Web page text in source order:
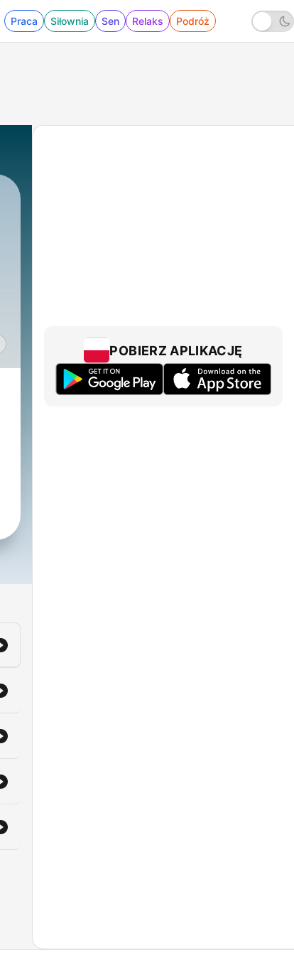
Praca Siłownia Sen Relaks Podróż
POBIERZ APLIKACJĘ